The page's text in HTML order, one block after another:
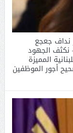
نداف جعجع
نكثف الجهود
– الدراما اللبنانية المميزة
أجور الموظفين